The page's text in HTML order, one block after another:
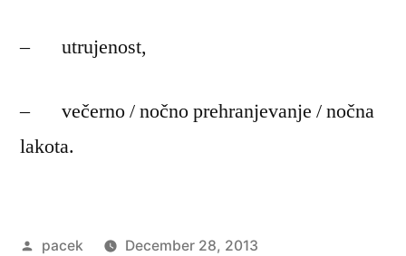
– utrujenost,
– večerno / nočno prehranjevanje / nočna
lakota.
Posted
pacek
December 28, 2013